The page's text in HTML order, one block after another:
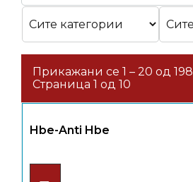
Прикажани се 1 – 20 од 198
Страница 1 од 10
Hbe-Anti Hbe